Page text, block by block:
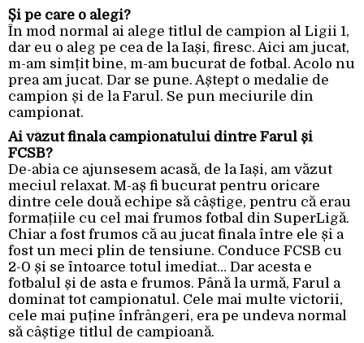
Și pe care o alegi?
În mod normal ai alege titlul de campion al Ligii 1,
dar eu o aleg pe cea de la Iași, firesc. Aici am jucat,
m-am simțit bine, m-am bucurat de fotbal. Acolo nu
prea am jucat. Dar se pune. Aștept o medalie de
campion și de la Farul. Se pun meciurile din
campionat.
Ai văzut finala campionatului dintre Farul și
FCSB?
De-abia ce ajunsesem acasă, de la Iași, am văzut
meciul relaxat. M-aș fi bucurat pentru oricare
dintre cele două echipe să câștige, pentru că erau
formațiile cu cel mai frumos fotbal din SuperLigă.
Chiar a fost frumos că au jucat finala între ele și a
fost un meci plin de tensiune. Conduce FCSB cu
2-0 și se întoarce totul imediat… Dar acesta e
fotbalul și de asta e frumos. Până la urmă, Farul a
dominat tot campionatul. Cele mai multe victorii,
cele mai puține înfrângeri, era pe undeva normal
să câștige titlul de campioană.